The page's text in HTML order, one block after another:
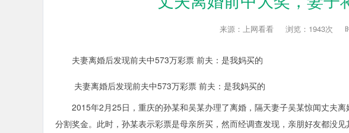
来源：上网看看 浏览：1943次
夫妻离婚后发现前夫中573万彩票 前夫：是我妈买的
夫妻离婚后发现前夫中573万彩票 前夫：是我妈买的
2015年2月25日，重庆的孙某和吴某办理了离婚，隔天妻子吴某惊闻丈夫离
分割奖金。此时，孙某表示彩票是母亲所买，然而经调查发现，亲朋好友都没